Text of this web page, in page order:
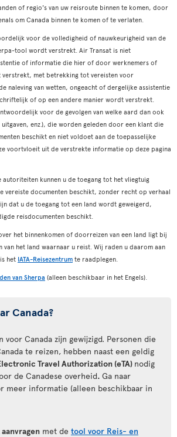
of regio's van uw reisroute binnen te komen, door
om Canada binnen te komen of te verlaten.
voor de volledigheid of nauwkeurigheid van de
tool wordt verstrekt. Air Transat is niet
of informatie die hier of door werknemers of
met betrekking tot vereisten voor
naleving van wetten, ongeacht of dergelijke assistentie
of op een andere manier wordt verstrekt.
voor de gevolgen van welke aard dan ook
enz.), die worden geleden door een klant die
beschikt en niet voldoet aan de toepasselijke
voortvloeit uit de verstrekte informatie op deze pagina
autoriteiten kunnen u de toegang tot het vliegtuig
vereiste documenten beschikt, zonder recht op verhaal
dat u de toegang tot een land wordt geweigerd,
reisdocumenten beschikt.
het binnenkomen of doorreizen van een land ligt bij
van het land waarnaar u reist. Wij raden u daarom aan
het IATA-Reisezentrum te raadplegen.
van Sherpa (alleen beschikbaar in het Engels).
Canada?
voor Canada zijn gewijzigd. Personen die
te reizen, hebben naast een geldig
Travel Authorization (eTA) nodig
de Canadese overheid. Ga naar
meer informatie (alleen beschikbaar in
aanvragen met de tool voor Reis- en